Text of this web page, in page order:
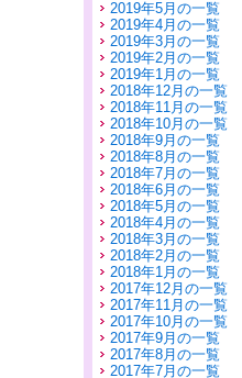
2019年5月の一覧
2019年4月の一覧
2019年3月の一覧
2019年2月の一覧
2019年1月の一覧
2018年12月の一覧
2018年11月の一覧
2018年10月の一覧
2018年9月の一覧
2018年8月の一覧
2018年7月の一覧
2018年6月の一覧
2018年5月の一覧
2018年4月の一覧
2018年3月の一覧
2018年2月の一覧
2018年1月の一覧
2017年12月の一覧
2017年11月の一覧
2017年10月の一覧
2017年9月の一覧
2017年8月の一覧
2017年7月の一覧